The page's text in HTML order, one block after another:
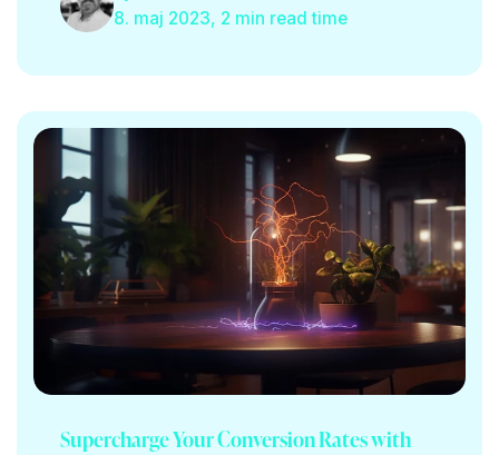
8. maj 2023, 2 min read time
Supercharge Your Conversion Rates with